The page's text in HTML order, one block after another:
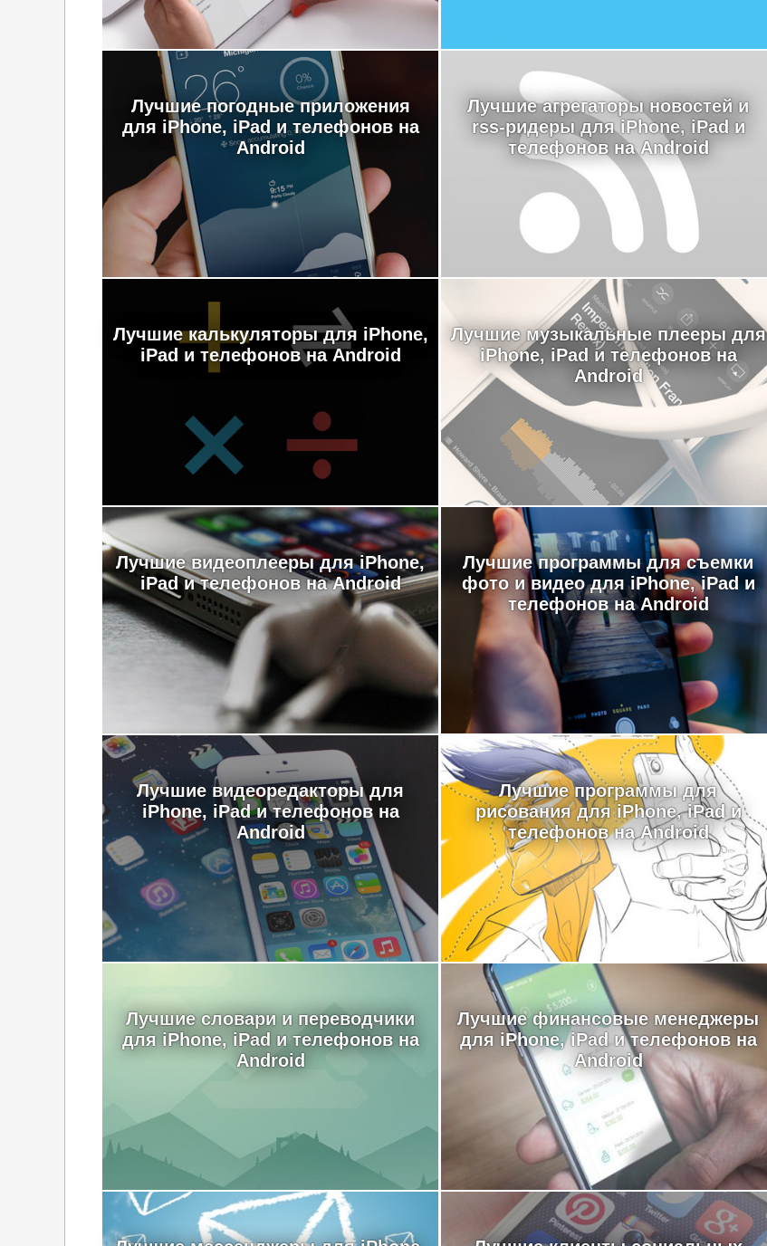
Лучшие погодные приложения
для iPhone, iPad и телефонов на
Android
Лучшие агрегаторы новостей и
rss-ридеры для iPhone, iPad и
телефонов на Android
Лучшие калькуляторы для iPhone,
iPad и телефонов на Android
Лучшие музыкальные плееры для
iPhone, iPad и телефонов на
Android
Лучшие видеоплееры для iPhone,
iPad и телефонов на Android
Лучшие программы для съемки
фото и видео для iPhone, iPad и
телефонов на Android
Лучшие видеоредакторы для
iPhone, iPad и телефонов на
Android
Лучшие программы для
рисования для iPhone, iPad и
телефонов на Android
Лучшие словари и переводчики
для iPhone, iPad и телефонов на
Android
Лучшие финансовые менеджеры
для iPhone, iPad и телефонов на
Android